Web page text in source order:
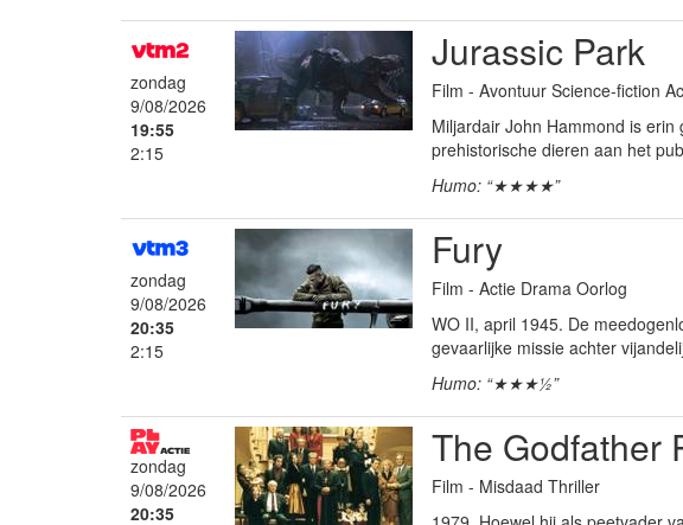
zondag
9/08/2026
19:55
2:15
Jurassic Park
Film - Avontuur Science-fiction
Miljardair John Hammond is
prehistorische dieren aan het
Humo: “★★★★”
zondag
9/08/2026
20:35
2:15
Fury
Film - Actie Drama Oorlog
WO II, april 1945. De
gevaarlijke missie achter
Humo: “★★★½”
zondag
9/08/2026
20:35
The Godfather
Film - Misdaad Thriller